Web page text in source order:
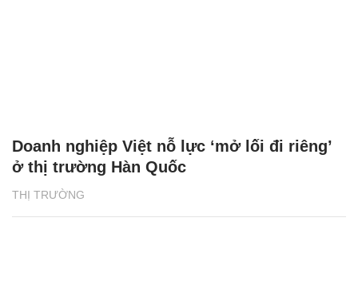
THỊ TRƯỜNG
Doanh nghiệp Việt nỗ lực ‘mở lối đi riêng’
ở thị trường Hàn Quốc